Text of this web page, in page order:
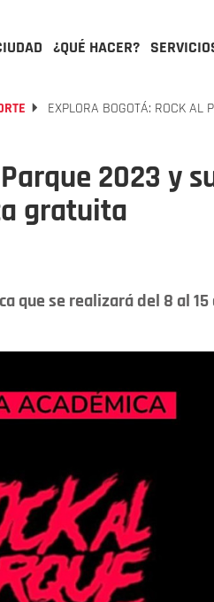
¿QUÉ HACER?
EXPLORA BOGOTÁ: ROCK
2023 y
gratuita
que se realizará del 8 al